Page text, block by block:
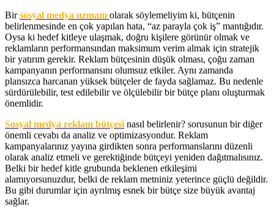
Birsosyal medya uzmanı olarak söylemeliyim ki, bütçenin
belirlenmesinde en çok yapılan hata, “az parayla çok iş” mantığıdır.
Oysa ki hedef kitleye ulaşmak, doğru kişilere görünür olmak ve
reklamların performansından maksimum verim almak için stratejik
bir yatırım gerekir. Reklam bütçesinin düşük olması, çoğu zaman
kampanyanın performansını olumsuz etkiler. Aynı zamanda
plansızca harcanan yüksek bütçeler de fayda sağlamaz. Bu nedenle
sürdürülebilir, test edilebilir ve ölçülebilir bir bütçe planı oluşturmak
önemlidir.
Sosyal medya reklam bütçesi nasıl belirlenir? sorusunun bir diğer
önemli cevabı da analiz ve optimizasyondur. Reklam
kampanyalarınız yayına girdikten sonra performanslarını düzenli
olarak analiz etmeli ve gerektiğinde bütçeyi yeniden dağıtmalısınız.
Belki bir hedef kitle grubunda beklenen etkileşimi
alamıyorsunuzdur, belki de reklam metniniz yeterince güçlü değildir.
Bu gibi durumlar için ayrılmış esnek bir bütçe size büyük avantaj
sağlar.